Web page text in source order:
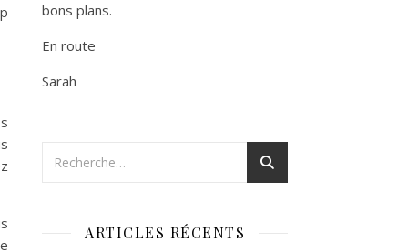
bons plans.
En route
Sarah
ARTICLES RÉCENTS